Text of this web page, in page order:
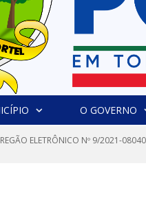
O GOVERNO
ELETRÔNICO Nº 9/2021-